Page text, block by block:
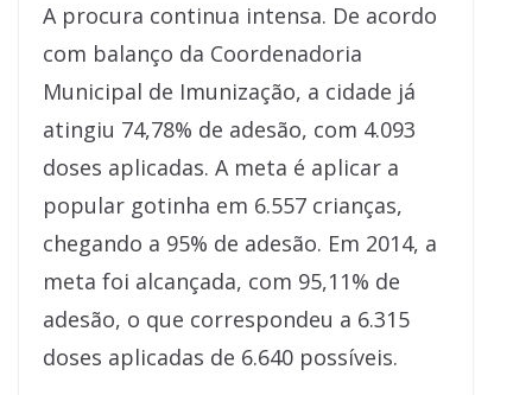
A procura continua intensa. De acordo
com balanço da Coordenadoria
Municipal de Imunização, a cidade já
atingiu 74,78% de adesão, com 4.093
doses aplicadas. A meta é aplicar a
popular gotinha em 6.557 crianças,
chegando a 95% de adesão. Em 2014, a
meta foi alcançada, com 95,11% de
adesão, o que correspondeu a 6.315
doses aplicadas de 6.640 possíveis.